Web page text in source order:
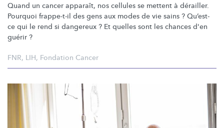
Quand un cancer apparaît, nos cellules se mettent à dérailler.
Pourquoi frappe-t-il des gens aux modes de vie sains ? Qu’est-
ce qui le rend si dangereux ? Et quelles sont les chances d'en
guérir ?
FNR, LIH, Fondation Cancer